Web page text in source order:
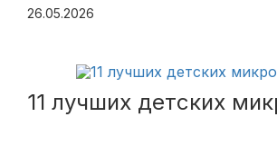
26.05.2026
11 лучших детских